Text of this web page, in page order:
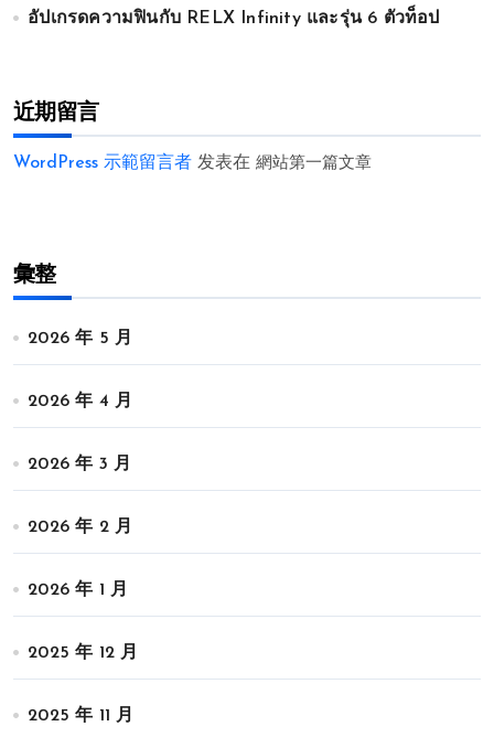
อัปเกรดความฟินกับ RELX Infinity และรุ่น 6 ตัวท็อป
近期留言
WordPress 示範留言者 发表在 網站第一篇文章
彙整
2026 年 5 月
2026 年 4 月
2026 年 3 月
2026 年 2 月
2026 年 1 月
2025 年 12 月
2025 年 11 月